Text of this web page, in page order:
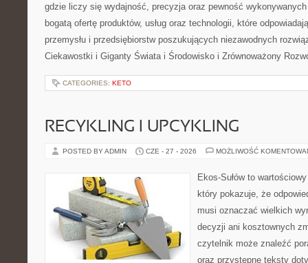
gdzie liczy się wydajność, precyzja oraz pewność
bogatą ofertę produktów, usług oraz technologii, które
przemysłu i przedsiębiorstw poszukujących niezawodnych
Ciekawostki i Giganty Świata i Środowisko i Zrównoważony
CATEGORIES: KETO
RECYKLING I UPCYKLING
POSTED BY ADMIN CZE - 27 - 2026 MOŻLIWOŚĆ
Ekos-Sułów to
który pokazuje, że
musi oznaczać wielkich
decyzji ani kosztownych
czytelnik może znaleźć
oraz przystępne teksty